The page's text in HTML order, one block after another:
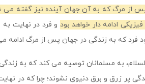
از مرگ که به آن جهان آینده نیز گفته
ادامه دار خواهد بود و فرد در نهایت
که به زندگی در جهان پس از مرگ ادامه
به مسلمانان توصیه می کند که به
پر زرق و برق دنیوی نشوند؛ چرا که در